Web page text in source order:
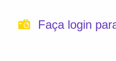
Faça login